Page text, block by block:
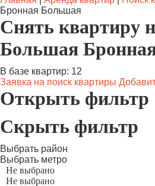
Бронная Большая
Снять квартиру
Большая
В базе квартир: 12
Заявка на поиск квартиры
Открыть фильтр
Скрыть фильтр
Выбрать район
Выбрать метро